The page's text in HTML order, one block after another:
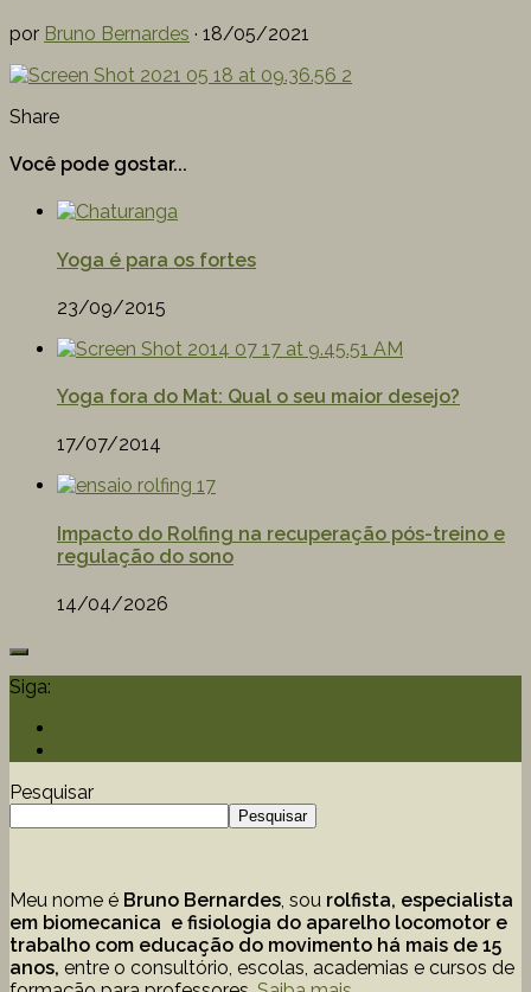
por Bruno Bernardes · 18/05/2021
Share
Você pode gostar...
Yoga é para os fortes
23/09/2015
Yoga fora do Mat: Qual o seu maior desejo?
17/07/2014
Impacto do Rolfing na recuperação pós-treino e
regulação do sono
14/04/2026
Siga:
Pesquisar
Pesquisar
Meu nome é Bruno Bernardes, sou rolfista, especialista
em biomecanica e fisiologia do aparelho locomotor e
trabalho com educação do movimento há mais de 15
anos, entre o consultório, escolas, academias e cursos de